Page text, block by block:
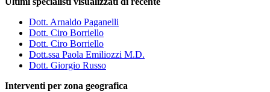
Dott. Arnaldo Paganelli
Dott. Ciro Borriello
Dott. Ciro Borriello
Dott.ssa Paola Emiliozzi M.D.
Dott. Giorgio Russo
Interventi per zona geografica